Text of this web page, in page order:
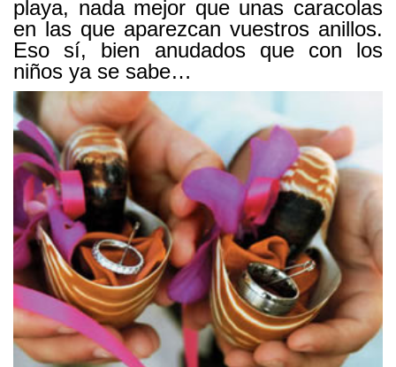
playa, nada mejor que unas caracolas
en las que aparezcan vuestros anillos.
Eso sí, bien anudados que con los
niños ya se sabe…